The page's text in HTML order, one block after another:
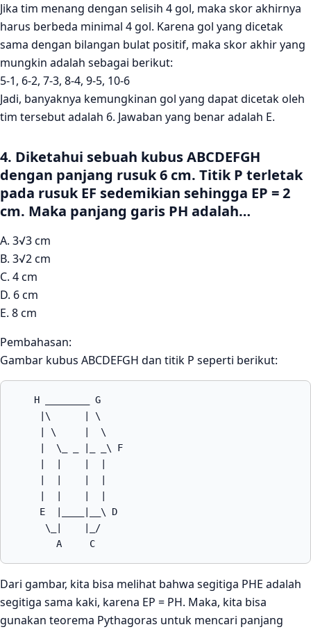
Jika tim menang dengan selisih 4 gol, maka skor akhirnya
harus berbeda minimal 4 gol. Karena gol yang dicetak
sama dengan bilangan bulat positif, maka skor akhir yang
mungkin adalah sebagai berikut:
5-1, 6-2, 7-3, 8-4, 9-5, 10-6
Jadi, banyaknya kemungkinan gol yang dapat dicetak oleh
tim tersebut adalah 6. Jawaban yang benar adalah E.
4. Diketahui sebuah kubus ABCDEFGH
dengan panjang rusuk 6 cm. Titik P terletak
pada rusuk EF sedemikian sehingga EP = 2
cm. Maka panjang garis PH adalah…
A. 3√3 cm
B. 3√2 cm
C. 4 cm
D. 6 cm
E. 8 cm
Pembahasan:
Gambar kubus ABCDEFGH dan titik P seperti berikut:
        A     C
Dari gambar, kita bisa melihat bahwa segitiga PHE adalah
segitiga sama kaki, karena EP = PH. Maka, kita bisa
gunakan teorema Pythagoras untuk mencari panjang